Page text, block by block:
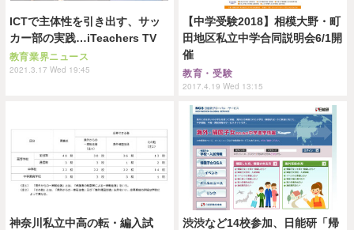
ICTで主体性を引き出す、サッ
カー部の実践…iTeachers TV
教育業界ニュース
2021.3.17 Wed 19:45
【中学受験2018】相模大野・町
田地区私立中学合同説明会6/1開
催
教育・受験
2017.4.19 Wed 13:15
神奈川私立中高の転・編入試
渋渋など14校参加、日能研「帰